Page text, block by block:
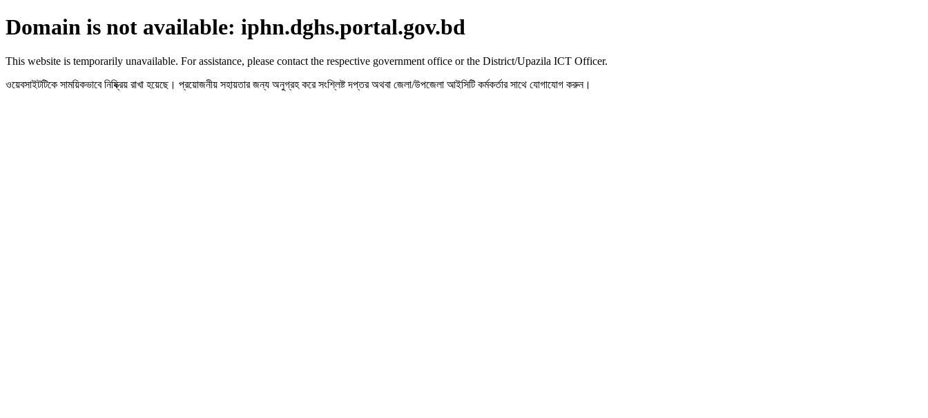
Domain is not available: iphn.dghs.portal.gov.bd
This website is temporarily unavailable. For assistance, please contact the respective government office or the District/Upazila ICT Officer.
ওয়েবসাইটটিকে সাময়িকভাবে নিষ্ক্রিয় রাখা হয়েছে। প্রয়োজনীয় সহায়তার জন্য অনুগ্রহ করে সংশ্লিষ্ট দপ্তর অথবা জেলা/উপজেলা আইসিটি কর্মকর্তার সাথে যোগাযোগ করুন।